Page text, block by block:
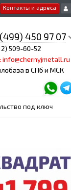
Контакты и адреса
450 97 07
509-60-52
info@chernyjmetall.ru
в СПб и МСК
под ключ